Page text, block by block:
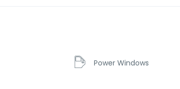
Power Windows